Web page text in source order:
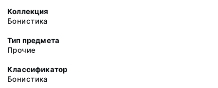
Коллекция
Бонистика
Тип предмета
Прочие
Классификатор
Бонистика